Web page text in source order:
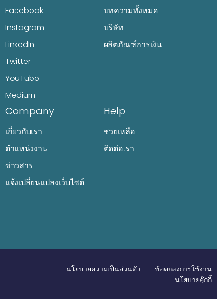
Facebook
Instagram
LinkedIn
Twitter
YouTube
Medium
บทความทั้งหมด
บริษัท
ผลิตภัณฑ์การเงิน
Company
เกี่ยวกับเรา
ตำแหน่งงาน
ข่าวสาร
แจ้งเปลี่ยนแปลงเว็บไซต์
Help
ช่วยเหลือ
ติดต่อเรา
ข้อตกลงการใช้งาน
นโยบายความเป็นส่วนตัว
นโยบายคุ๊กกี้